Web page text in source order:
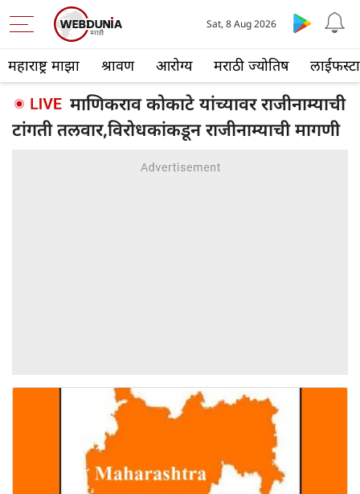
महाराष्ट्र माझा श्रावण आरोग्य मराठी ज्योतिष
Sat, 8 Aug 2026
माणिकराव कोकाटे यांच्यावर राजीनाम्याची
टांगती तलवार,विरोधकांकडून राजीनाम्याची मागणी